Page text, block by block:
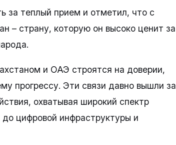
за теплый прием и отметил, что с
– страну, которую он высоко ценит за
и ОАЭ строятся на доверии,
прогрессу. Эти связи давно вышли за
охватывая широкий спектр
до цифровой инфраструктуры и